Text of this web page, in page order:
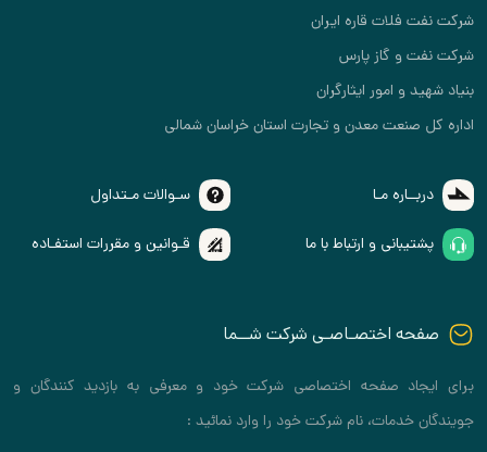
شرکت نفت فلات قاره ایران
شرکت نفت و گاز پارس
بنیاد شهید و امور ایثارگران
اداره کل صنعت معدن و تجارت استان خراسان شمالی
دربــاره مـا سـوالات مـتداول
پشتیبانی و ارتباط با ما قـوانین و مقررات استفـاده
صفحه اختصـاصـی شرکت شــما
برای ایجاد صفحه اختصاصی شرکت خود و معرفی به بازدید کنندگان و
جویندگان خدمات، نام شرکت خود را وارد نمائید :